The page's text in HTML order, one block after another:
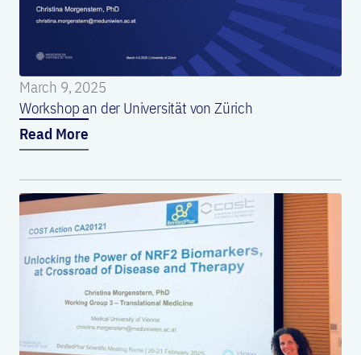
March 9, 2025
Workshop an der Universität von Zürich
Read More